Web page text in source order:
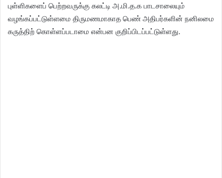
புள்ளிகளைப் பெற்றவருக்கு கலட்டி அ.மி.த.க பாடசாலையும்
வழங்கப்பட்டுள்ளமை திருமணமாகாத பெண் அதிபர்களின் நனிலமை
கருத்திற் கொள்ளப்படாமை என்பன குறிப்பிடப்பட்டுள்ளது.